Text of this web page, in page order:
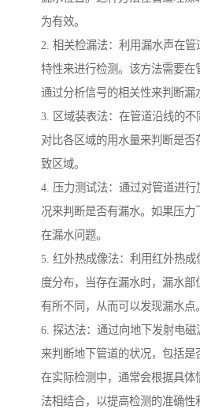
为有效。
2. 相关检漏法：利用漏水声在
特性来进行检测。该方法需要在
通过分析信号的相关性来判断漏
3. 区域装表法：在管道沿线的
对比各区域的用水量来判断是
致区域。
4. 压力测试法：通过对管道进
况来判断是否有漏水。如果压
在漏水问题。
5. 红外热成像法：利用红外热
度分布，当存在漏水时，漏水
有所不同，从而可以发现漏水点。
6. 探达法：通过向地下发射电
来判断地下管道的状况，包括是
在实际检测中，通常会根据具体
法相结合，以提高检测的准确性